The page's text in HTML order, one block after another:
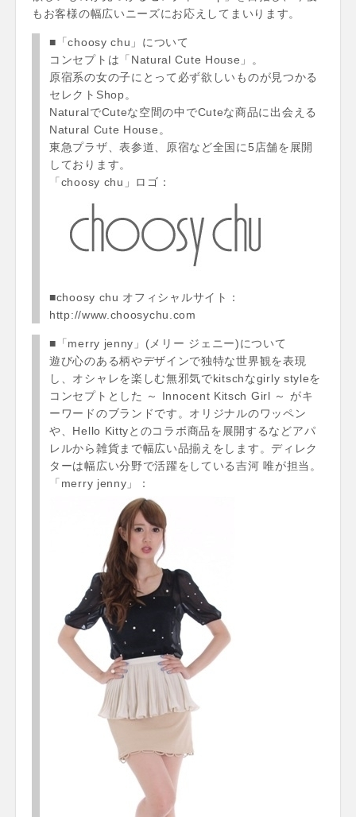
もお客様の幅広いニーズにお応えしてまいります。
■「choosy chu」について
コンセプトは「Natural Cute House」。
原宿系の女の子にとって必ず欲しいものが見つかる
セレクトShop。
NaturalでCuteな空間の中でCuteな商品に出会える
Natural Cute House。
東急プラザ、表参道、原宿など全国に5店舗を展開
しております。
「choosy chu」ロゴ：
■choosy chu オフィシャルサイト：
http://www.choosychu.com
■「merry jenny」(メリー ジェニー)について
遊び心のある柄やデザインで独特な世界観を表現
し、オシャレを楽しむ無邪気でkitschなgirly styleを
コンセプトとした ～ Innocent Kitsch Girl ～ がキ
ーワードのブランドです。オリジナルのワッペン
や、Hello Kittyとのコラボ商品を展開するなどアパ
レルから雑貨まで幅広い品揃えをします。ディレク
ターは幅広い分野で活躍をしている吉河 唯が担当。
「merry jenny」：